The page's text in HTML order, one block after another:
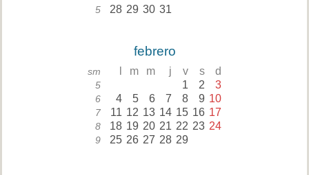
5 28 29 30 31
febrero
sm m m j v s d
5 1 2 3
6 4 5 6 7 8 9 10
7 11 12 13 14 15 16 17
8 18 19 20 21 22 23 24
9 25 26 27 28 29